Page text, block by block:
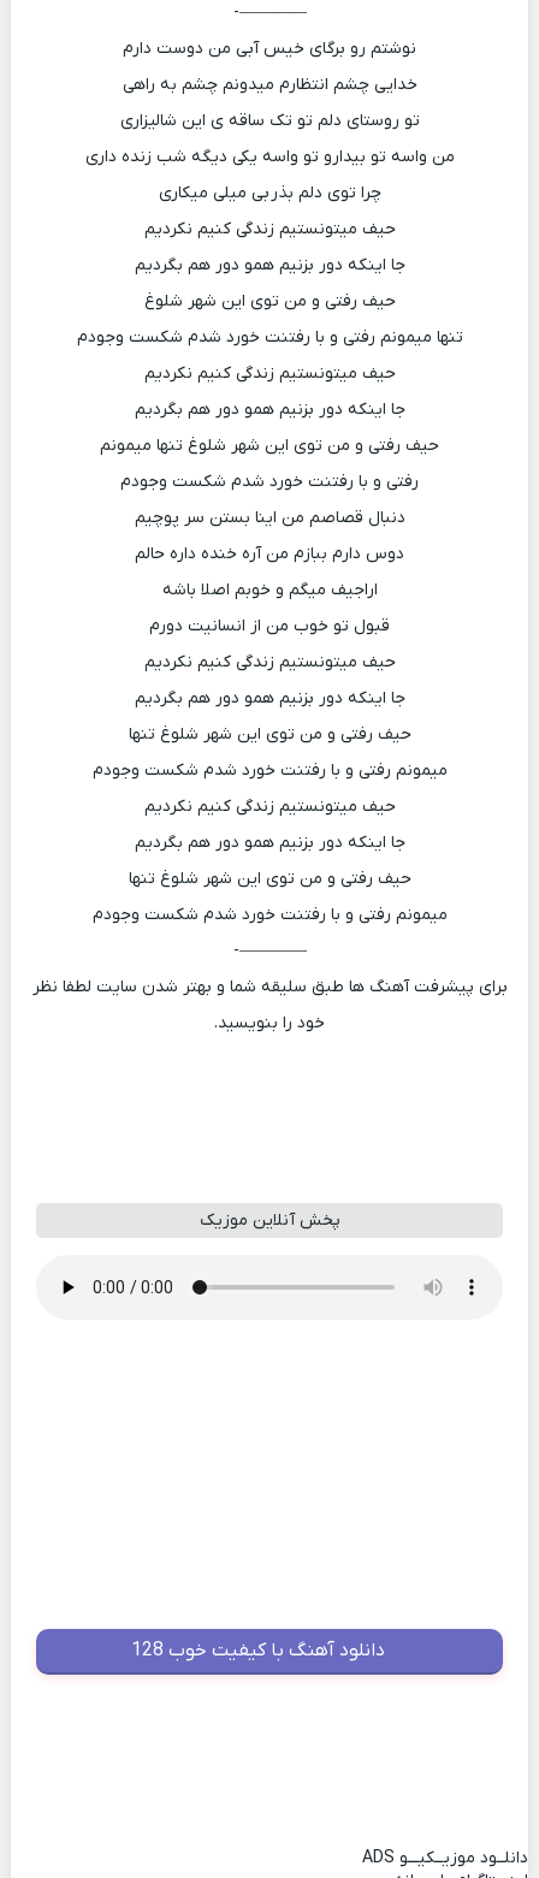
————-
نوشتم رو برگای خیس آبی من دوست دارم
خدایی چشم انتظارم میدونم چشم به راهی
تو روستای دلم تو تک ساقه ی این شالیزاری
من واسه تو بیدارو تو واسه یکی دیگه شب زنده داری
چرا توی دلم بذر بی میلی میکاری
حیف میتونستیم زندگی کنیم نکردیم
جا اینکه دور بزنیم همو دور هم بگردیم
حیف رفتی و من توی این شهر شلوغ
تنها میمونم رفتی و با رفتنت خورد شدم شکست وجودم
حیف میتونستیم زندگی کنیم نکردیم
جا اینکه دور بزنیم همو دور هم بگردیم
حیف رفتی و من توی این شهر شلوغ تنها میمونم
رفتی و با رفتنت خورد شدم شکست وجودم
دنبال قصاصم من اینا بستن سر پوچیم
دوس دارم ببازم من آره خنده داره حالم
اراجیف میگم و خوبم اصلا باشه
قبول تو خوب من از انسانیت دورم
حیف میتونستیم زندگی کنیم نکردیم
جا اینکه دور بزنیم همو دور هم بگردیم
حیف رفتی و من توی این شهر شلوغ تنها
میمونم رفتی و با رفتنت خورد شدم شکست وجودم
حیف میتونستیم زندگی کنیم نکردیم
جا اینکه دور بزنیم همو دور هم بگردیم
حیف رفتی و من توی این شهر شلوغ تنها
میمونم رفتی و با رفتنت خورد شدم شکست وجودم
————-
برای پیشرفت آهنگ ها طبق سلیقه شما و بهتر شدن سایت لطفا نظر
خود را بنویسید.
پخش آنلاین موزیک
دانلود آهنگ با کیفیت خوب 128
دانلــود موزیــکیـــو ADS